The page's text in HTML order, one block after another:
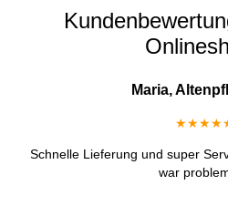
Maria,
Schnelle Lieferung und super
war